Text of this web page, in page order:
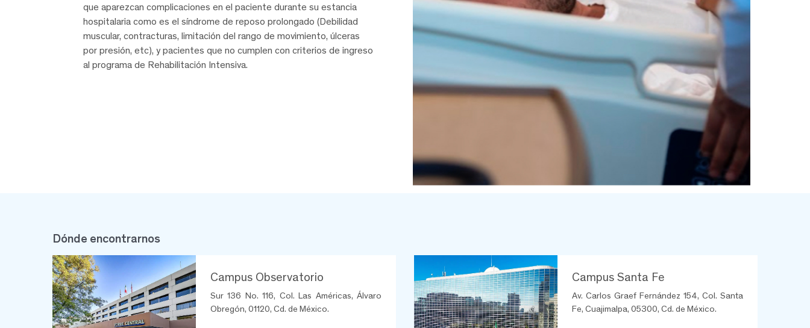
que aparezcan complicaciones en el paciente durante su estancia
hospitalaria como es el síndrome de reposo prolongado (Debilidad
muscular, contracturas, limitación del rango de movimiento, úlceras
por presión, etc), y pacientes que no cumplen con criterios de ingreso
al programa de Rehabilitación Intensiva.
Dónde encontrarnos
Campus Observatorio
Sur 136 No. 116, Col. Las Américas, Álvaro
Obregón, 01120, Cd. de México.
Campus Santa Fe
Av. Carlos Graef Fernández 154, Col. Santa
Fe, Cuajimalpa, 05300, Cd. de México.